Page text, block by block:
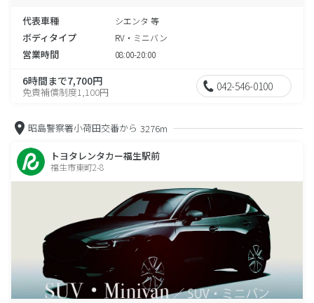
代表車種 シエンタ 等
ボディタイプ RV・ミニバン
営業時間 08:00-20:00
6時間まで7,700円
免責補償制度1,100円 042-546-0100
昭島警察署小荷田交番から 3276m
トヨタレンタカー福生駅前
福生市東町2-8